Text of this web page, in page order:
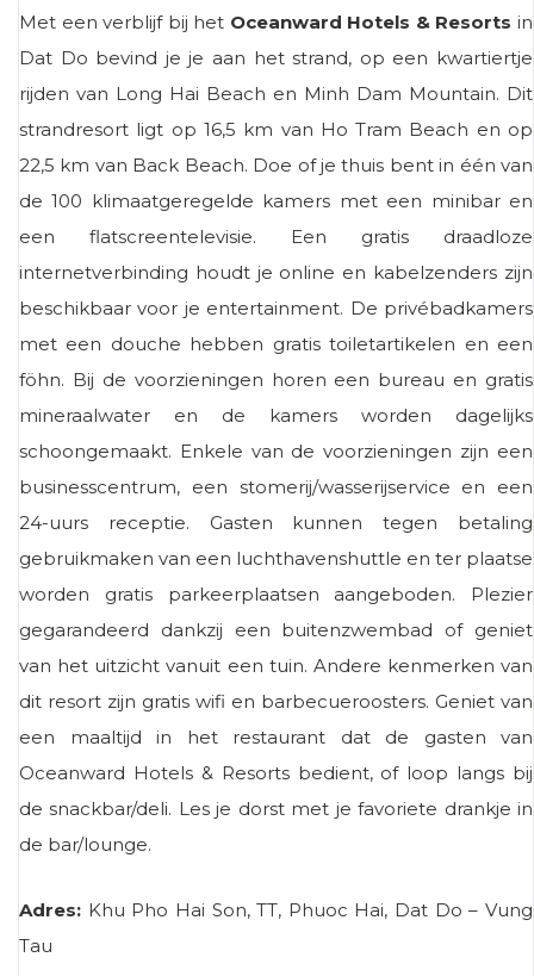
Met een verblijf bij het Oceanward Hotels & Resorts in
Dat Do bevind je je aan het strand, op een kwartiertje
rijden van Long Hai Beach en Minh Dam Mountain. Dit
strandresort ligt op 16,5 km van Ho Tram Beach en op
22,5 km van Back Beach. Doe of je thuis bent in één van
de 100 klimaatgeregelde kamers met een minibar en
een flatscreentelevisie. Een gratis draadloze
internetverbinding houdt je online en kabelzenders zijn
beschikbaar voor je entertainment. De privébadkamers
met een douche hebben gratis toiletartikelen en een
föhn. Bij de voorzieningen horen een bureau en gratis
mineraalwater en de kamers worden dagelijks
schoongemaakt. Enkele van de voorzieningen zijn een
businesscentrum, een stomerij/wasserijservice en een
24-uurs receptie. Gasten kunnen tegen betaling
gebruikmaken van een luchthavenshuttle en ter plaatse
worden gratis parkeerplaatsen aangeboden. Plezier
gegarandeerd dankzij een buitenzwembad of geniet
van het uitzicht vanuit een tuin. Andere kenmerken van
dit resort zijn gratis wifi en barbecueroosters. Geniet van
een maaltijd in het restaurant dat de gasten van
Oceanward Hotels & Resorts bedient, of loop langs bij
de snackbar/deli. Les je dorst met je favoriete drankje in
de bar/lounge.
Adres: Khu Pho Hai Son, TT, Phuoc Hai, Dat Do – Vung
Tau